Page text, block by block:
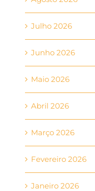
Julho 2026
Junho 2026
Maio 2026
Abril 2026
Março 2026
Fevereiro 2026
Janeiro 2026